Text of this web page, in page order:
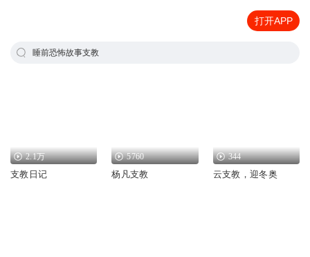
打开APP
睡前恐怖故事支教
2.1万
支教日记
5760
杨凡支教
344
云支教，迎冬奥